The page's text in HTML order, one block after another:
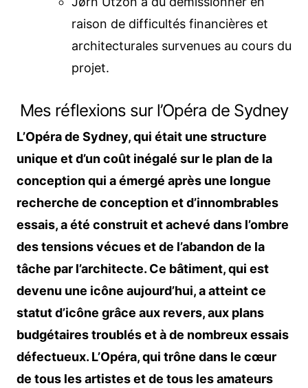
raison de difficultés financières et
architecturales survenues au cours du
projet.
Mes réflexions sur l’Opéra de Sydney
L’Opéra de Sydney, qui était une structure
unique et d’un coût inégalé sur le plan de la
conception qui a émergé après une longue
recherche de conception et d’innombrables
essais, a été construit et achevé dans l’ombre
des tensions vécues et de l’abandon de la
tâche par l’architecte. Ce bâtiment, qui est
devenu une icône aujourd’hui, a atteint ce
statut d’icône grâce aux revers, aux plans
budgétaires troublés et à de nombreux essais
défectueux. L’Opéra, qui trône dans le cœur
de tous les artistes et de tous les amateurs